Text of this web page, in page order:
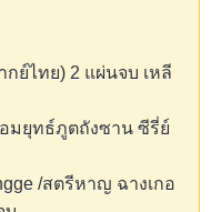
ย์ไทย) 2 แผ่นจบ เหลี
อมยุทธ์ภูตถังซาน ซีรี่ย์
/สตรีหาญ ฉางเกอ